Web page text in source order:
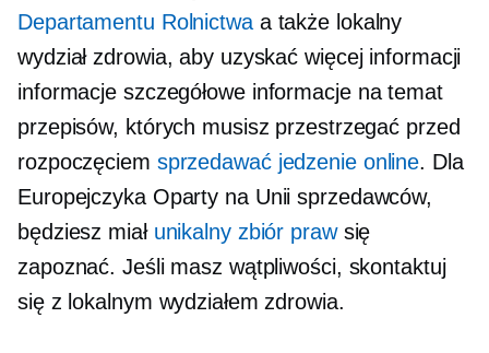
Departamentu Rolnictwaa także lokalny
wydział zdrowia, aby uzyskać więcej informacji
informacje szczegółowe informacje na temat
przepisów, których musisz przestrzegać przed
rozpoczęciem sprzedawać jedzenie online. Dla
Europejczyka Oparty na Unii sprzedawców,
będziesz miał unikalny zbiór prawsię
zapoznać. Jeśli masz wątpliwości, skontaktuj
się z lokalnym wydziałem zdrowia.